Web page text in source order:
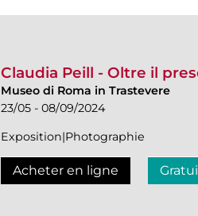
Claudia Peill - Oltre il
Museo di Roma in Trastevere
23/05 - 08/09/2024
Exposition|Photographie
Acheter en ligne